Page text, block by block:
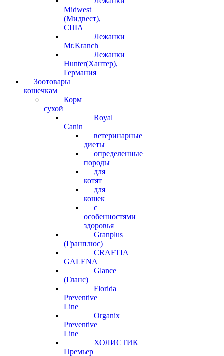
Midwest
(Мидвест),
США
Лежанки
Mr.Kranch
Лежанки
Hunter(Хантер),
Германия
Зоотовары
кошечкам
Корм
сухой
Royal
Canin
ветеринарные
диеты
определенные
породы
для
котят
для
кошек
с
особенностями
здоровья
Granplus
(Гранплюс)
CRAFTIA
GALENA
Glance
(Гланс)
Florida
Preventive
Line
Organix
Preventive
Line
ХОЛИСТИК
Премьер